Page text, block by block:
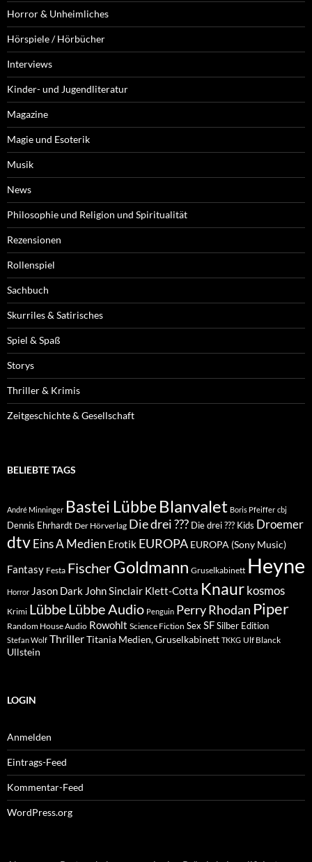
Horror & Unheimliches
Hörspiele / Hörbücher
Interviews
Kinder- und Jugendliteratur
Magazine
Magie und Esoterik
Musik
News
Philosophie und Religion und Spiritualität
Rezensionen
Rollenspiel
Sachbuch
Skurriles & Satirisches
Spiel & Spaß
Storys
Thriller & Krimis
Zeitgeschichte & Gesellschaft
BELIEBTE TAGS
André Minninger Bastei Lübbe Blanvalet Boris Pfeiffer cbj
Dennis Ehrhardt Der Hörverlag Die drei ??? Die drei ??? Kids Droemer
dtvEins A Medien Erotik EUROPA EUROPA (Sony Music)
Fantasy Festa FischerGoldmann Gruselkabinett Heyne
Horror Jason Dark John Sinclair Klett-Cotta Knaur kosmos
Krimi LübbeLübbe Audio Penguin Perry Rhodan Piper
Random House Audio Rowohlt Science Fiction Sex SFSilber Edition
Stefan Wolf ThrillerTitania Medien, Gruselkabinett TKKG Ulf Blanck
Ullstein
LOGIN
Anmelden
Eintrags-Feed
Kommentar-Feed
WordPress.org